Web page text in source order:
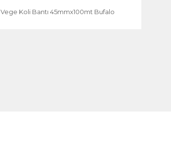
Vege Koli Bantı 45mmx100mt Bufalo